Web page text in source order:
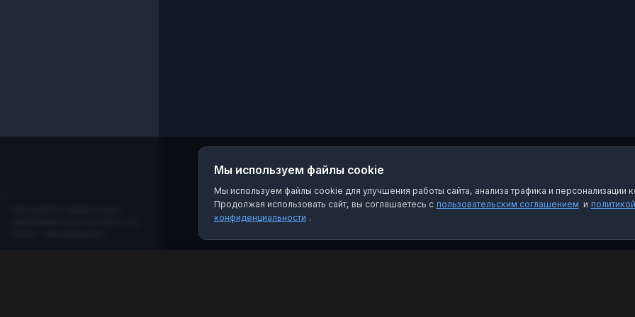
Мы используем файлы cookie
Мы используем файлы cookie для улучшения работы сайта, анализа трафика и персонализации
Продолжая использовать сайт, вы соглашаетесь с пользовательским соглашением и политикой
конфиденциальности .